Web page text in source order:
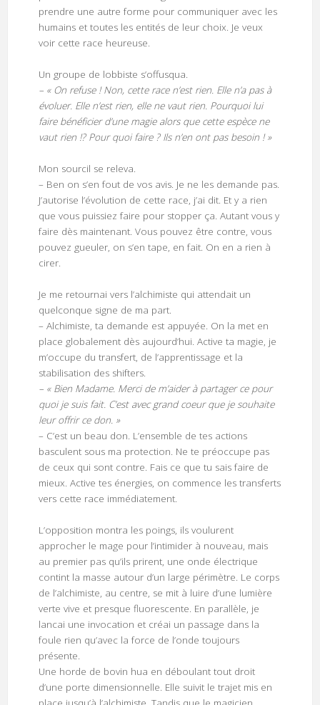
prendre une autre forme pour communiquer avec les
humains et toutes les entités de leur choix. Je veux
voir cette race heureuse.
Un groupe de lobbiste s’offusqua.
– « On refuse ! Non, cette race n’est rien. Elle n’a pas à
évoluer. Elle n’est rien, elle ne vaut rien. Pourquoi lui
faire bénéficier d’une magie alors que cette espèce ne
vaut rien !? Pour quoi faire ? Ils n’en ont pas besoin ! »
Mon sourcil se releva.
– Ben on s’en fout de vos avis. Je ne les demande pas.
J’autorise l’évolution de cette race, j’ai dit. Et y a rien
que vous puissiez faire pour stopper ça. Autant vous y
faire dès maintenant. Vous pouvez être contre, vous
pouvez gueuler, on s’en tape, en fait. On en a rien à
cirer.
Je me retournai vers l’alchimiste qui attendait un
quelconque signe de ma part.
– Alchimiste, ta demande est appuyée. On la met en
place globalement dès aujourd’hui. Active ta magie, je
m’occupe du transfert, de l’apprentissage et la
stabilisation des shifters.
– « Bien Madame. Merci de m’aider à partager ce pour
quoi je suis fait. C’est avec grand coeur que je souhaite
leur offrir ce don. »
– C’est un beau don. L’ensemble de tes actions
basculent sous ma protection. Ne te préoccupe pas
de ceux qui sont contre. Fais ce que tu sais faire de
mieux. Active tes énergies, on commence les transferts
vers cette race immédiatement.
L’opposition montra les poings, ils voulurent
approcher le mage pour l’intimider à nouveau, mais
au premier pas qu’ils prirent, une onde électrique
contint la masse autour d’un large périmètre. Le corps
de l’alchimiste, au centre, se mit à luire d’une lumière
verte vive et presque fluorescente. En parallèle, je
lancai une invocation et créai un passage dans la
foule rien qu’avec la force de l’onde toujours
présente.
Une horde de bovin hua en déboulant tout droit
d’une porte dimensionnelle. Elle suivit le trajet mis en